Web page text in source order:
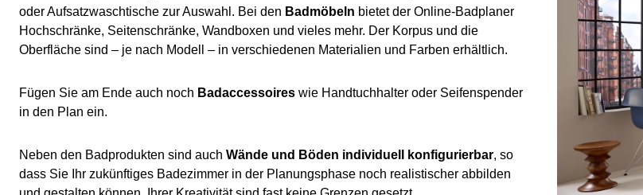
oder Aufsatzwaschtische zur Auswahl. Bei den Badmöbeln bietet der Online-Badplaner
Hochschränke, Seitenschränke, Wandboxen und vieles mehr. Der Korpus und die
Oberfläche sind – je nach Modell – in verschiedenen Materialien und Farben erhältlich.
Fügen Sie am Ende auch noch Badaccessoires wie Handtuchhalter oder Seifenspender
in den Plan ein.
Neben den Badprodukten sind auch Wände und Böden individuell konfigurierbar, so
dass Sie Ihr zukünftiges Badezimmer in der Planungsphase noch realistischer abbilden